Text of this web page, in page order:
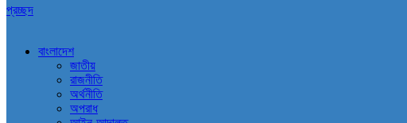
প্রচ্ছদ
বাংলাদেশ
জাতীয়
রাজনীতি
অর্থনীতি
অপরাধ